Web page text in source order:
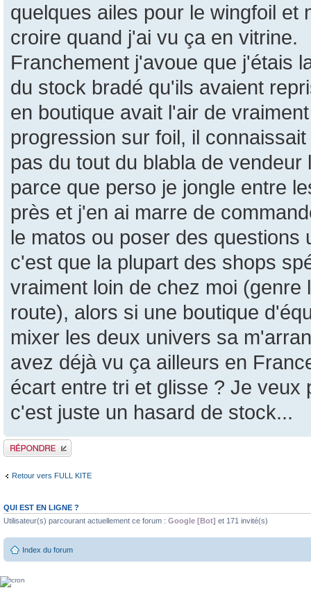
quelques ailes pour le wingfoil et
croire quand j'ai vu ça en vitrine.
Franchement j'avoue que j'étais
du stock bradé qu'ils avaient
en boutique avait l'air de
progression sur foil, il
pas du tout du blabla de
parce que perso je jongle entre
près et j'en ai marre de
le matos ou poser des questions
c'est que la plupart des shops
vraiment loin de chez moi
route), alors si une boutique
mixer les deux univers sa
avez déjà vu ça ailleurs en
écart entre tri et glisse ? Je
c'est juste un hasard de stock...
Publier une réponse
Retour vers FULL KITE
QUI EST EN LIGNE ?
Utilisateur(s) parcourant actuellement ce forum : Google [Bot] et 171 invité(s)
Index du forum